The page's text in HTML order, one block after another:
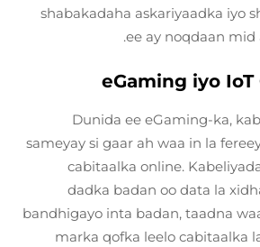
shabakadaha askariyaadka iyo
ee ay noqdaan mid
eGaming iyo
Dunida ee eGaming-ka,
sameyay si gaar ah waa in la
cabitaalka online.
dadka badan oo data la
bandhigayo inta badan, taadna
marka qofka leelo cabitaalka